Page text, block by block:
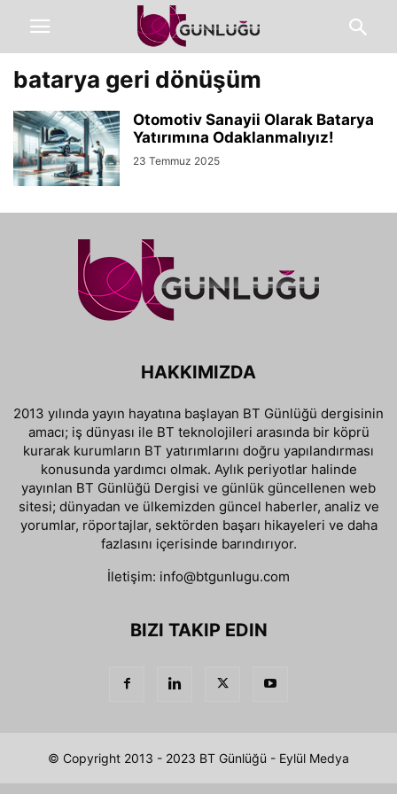
batarya geri dönüşüm
Otomotiv Sanayii Olarak Batarya
Yatırımına Odaklanmalıyız!
23 Temmuz 2025
HAKKIMIZDA
2013 yılında yayın hayatına başlayan BT Günlüğü dergisinin
amacı; iş dünyası ile BT teknolojileri arasında bir köprü
kurarak kurumların BT yatırımlarını doğru yapılandırması
konusunda yardımcı olmak. Aylık periyotlar halinde
yayınlan BT Günlüğü Dergisi ve günlük güncellenen web
sitesi; dünyadan ve ülkemizden güncel haberler, analiz ve
yorumlar, röportajlar, sektörden başarı hikayeleri ve daha
fazlasını içerisinde barındırıyor.
İletişim: info@btgunlugu.com
BIZI TAKIP EDIN
© Copyright 2013 - 2023 BT Günlüğü - Eylül Medya